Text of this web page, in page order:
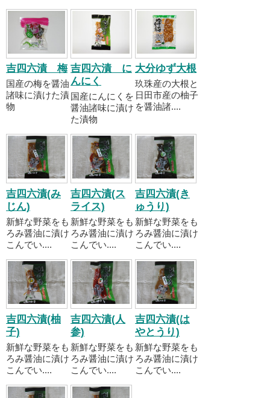
吉四六漬 梅
国産の梅を醤油
諸味に漬けた漬
物
吉四六漬 に
んにく
国産にんにくを
醤油諸味に漬け
た漬物
大分ゆず大根
玖珠産の大根と
日田市産の柚子
を醤油諸....
吉四六漬(み
じん)
新鮮な野菜をも
ろみ醤油に漬け
こんでい....
吉四六漬(ス
ライス)
新鮮な野菜をも
ろみ醤油に漬け
こんでい....
吉四六漬(き
ゅうり)
新鮮な野菜をも
ろみ醤油に漬け
こんでい....
吉四六漬(柚
子)
新鮮な野菜をも
ろみ醤油に漬け
こんでい....
吉四六漬(人
参)
新鮮な野菜をも
ろみ醤油に漬け
こんでい....
吉四六漬(は
やとうり)
新鮮な野菜をも
ろみ醤油に漬け
こんでい....